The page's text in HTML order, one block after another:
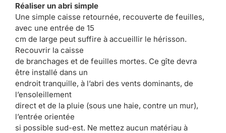
Réaliser un abri simple
Une simple caisse retournée, recouverte de feuilles,
avec une entrée de 15
cm de large peut suffire à accueillir le hérisson.
Recouvrir la caisse
de branchages et de feuilles mortes. Ce gîte devra
être installé dans un
endroit tranquille, à l’abri des vents dominants, de
l’ensoleillement
direct et de la pluie (sous une haie, contre un mur),
l’entrée orientée
si possible sud-est. Ne mettez aucun matériau à